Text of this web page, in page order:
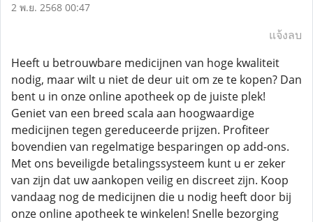
2 พ.ย. 2568 00:47
แจ้งลบ
Heeft u betrouwbare medicijnen van hoge kwaliteit
nodig, maar wilt u niet de deur uit om ze te kopen? Dan
bent u in onze online apotheek op de juiste plek!
Geniet van een breed scala aan hoogwaardige
medicijnen tegen gereduceerde prijzen. Profiteer
bovendien van regelmatige besparingen op add-ons.
Met ons beveiligde betalingssysteem kunt u er zeker
van zijn dat uw aankopen veilig en discreet zijn. Koop
vandaag nog de medicijnen die u nodig heeft door bij
onze online apotheek te winkelen! Snelle bezorging